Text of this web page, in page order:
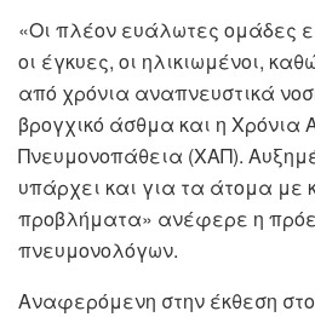
«Οι πλέον ευάλωτες ομάδες
οι έγκυες, οι ηλικιωμένοι,
από χρόνια αναπνευστικά
βρογχικό άσθμα και η Χρόνια
Πνευμονοπάθεια (ΧΑΠ).
υπάρχει και για τα άτομα με
προβλήματα» ανέφερε η
πνευμονολόγων.
Αναφερόμενη στην έκθεση